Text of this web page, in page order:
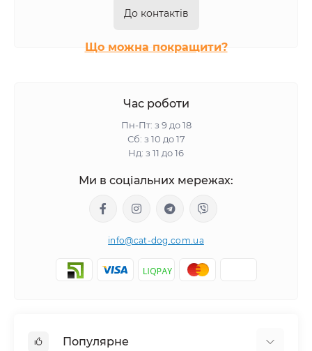
До контактів
Що можна покращити?
Час роботи
Пн-Пт: з 9 до 18
Сб: з 10 до 17
Нд: з 11 до 16
Ми в соціальних мережах:
info@cat-dog.com.ua
Популярне